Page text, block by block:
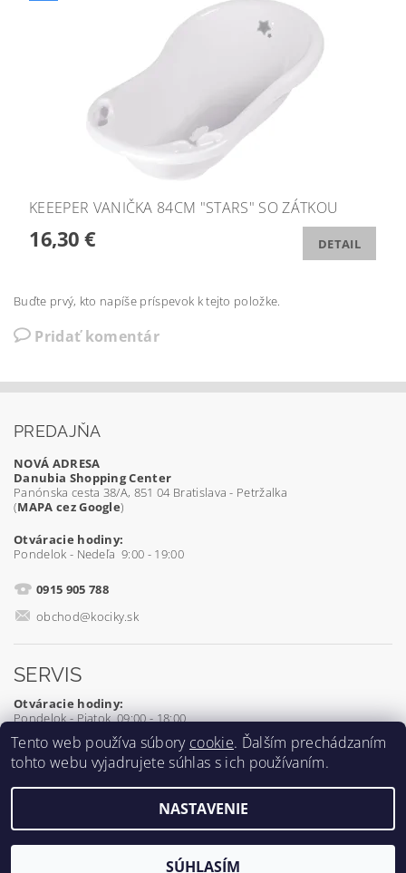
KEEEPER VANIČKA 84CM "STARS" SO ZÁTKOU
16,30 € DETAIL
Buďte prvý, kto napíše príspevok k tejto položke.
Pridať komentár
PREDAJŇA
NOVÁ ADRESA
Danubia Shopping Center
Panónska cesta 38/A, 851 04 Bratislava - Petržalka
(MAPA cez Google)
Otváracie hodiny:
Pondelok - Nedeľa 9:00 - 19:00
0915 905 788
obchod@kociky.sk
SERVIS
Otváracie hodiny:
Pondelok - Piatok 09:00 - 18:00
0905 539 927
2026 ©Kociky.sk, všetky práva vyhradené
Vytvoril Shoptet
Tento web používa súbory cookie. Ďalším prechádzaním
tohto webu vyjadrujete súhlas s ich používaním.
NASTAVENIE
SÚHLASÍM